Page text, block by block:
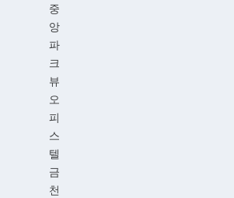
중
앙
파
크
뷰
오
피
스
텔
금
천